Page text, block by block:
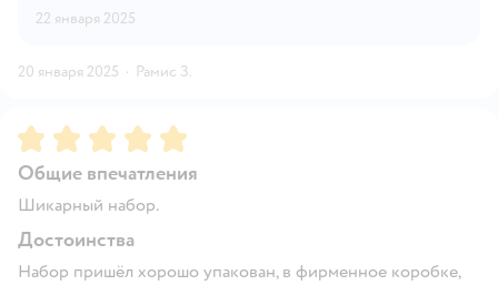
22 января 2025
20 января 2025 · Рамис З.
Рейтинг:5
Общие впечатления
Шикарный набор.
Достоинства
Набор пришёл хорошо упакован, в фирменное коробке,